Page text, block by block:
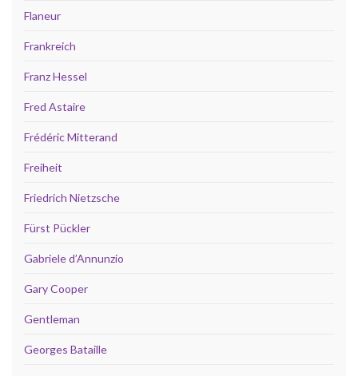
Flaneur
Frankreich
Franz Hessel
Fred Astaire
Frédéric Mitterand
Freiheit
Friedrich Nietzsche
Fürst Pückler
Gabriele d’Annunzio
Gary Cooper
Gentleman
Georges Bataille